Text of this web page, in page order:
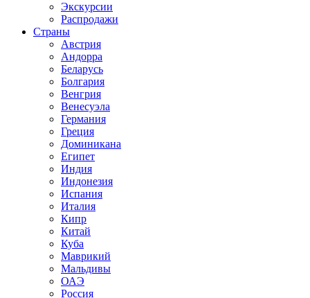
Экскурсии
Распродажи
Страны
Австрия
Андорра
Беларусь
Болгария
Венгрия
Венесуэла
Германия
Греция
Доминикана
Египет
Индия
Индонезия
Испания
Италия
Кипр
Китай
Куба
Маврикий
Мальдивы
ОАЭ
Россия